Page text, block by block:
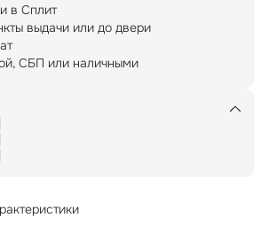
в Сплит
выдачи или до двери
СБП или наличными